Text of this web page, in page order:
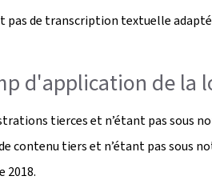
de transcription textuelle
d'application de la
tierces et n’étant pas sous
contenu tiers et n’étant pas sous
2018.